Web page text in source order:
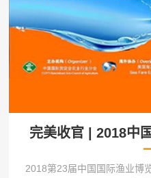
完美收官 | 2018中
青冷冻肉类海鲜江
2018第23届中国国际渔业博览会 中国国际渔业博览会